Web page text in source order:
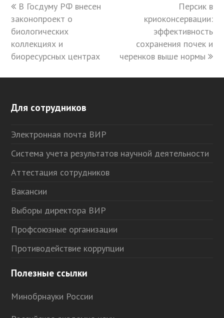
previous
post:
В Госдуму РФ внесен
законопроект о
биологических
коллекциях и
биоресурсных центрах
next
post:
Персик в
криоконсервации:
эффективность
сохранения почек и
черенков выше нормы
Для сотрудников
Электронная почта ВИР
Система учета результатов научной деятельности
Аттестация сотрудников
Вакансии
Выборы директора ВИР
Профсоюзные организации
Противодействие коррупции
Полезные ссылки
Минобрнауки России